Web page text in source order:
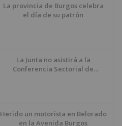
La provincia de Burgos celebra
el día de su patrón
La Junta no asistirá a la
Conferencia Sectorial de
Herido un motorista en Belorado
en la Avenida Burgos